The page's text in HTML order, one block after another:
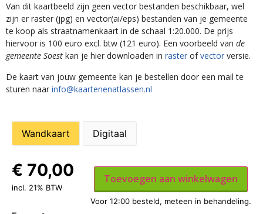
Van dit kaartbeeld zijn geen vector bestanden beschikbaar, wel
zijn er raster (jpg) en vector(ai/eps) bestanden van je gemeente
te koop als straatnamenkaart in de schaal 1:20.000. De prijs
hiervoor is 100 euro excl. btw (121 euro). Een voorbeeld van de
gemeente Soest kan je hier downloaden in raster ofvector versie.
De kaart van jouw gemeente kan je bestellen door een mail te
sturen naar info@kaartenenatlassen.nl
Wandkaart Digitaal
€ 70,00
incl. 21% BTW
Toevoegen aan winkelwagen